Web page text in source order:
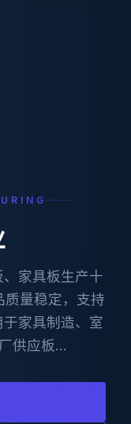
家具板生产十
量稳定，支持
家具制造、室
供应板…